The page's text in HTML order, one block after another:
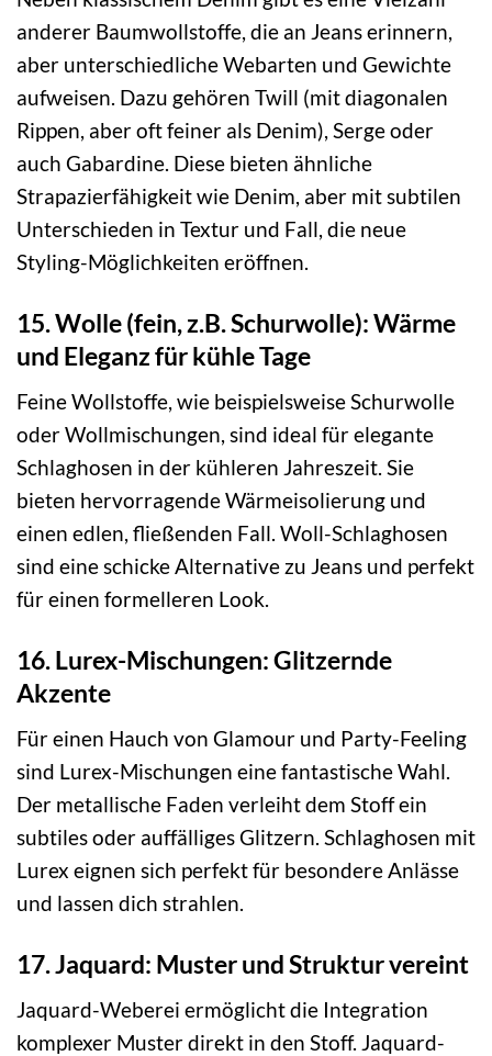
anderer Baumwollstoffe, die an Jeans erinnern,
aber unterschiedliche Webarten und Gewichte
aufweisen. Dazu gehören Twill (mit diagonalen
Rippen, aber oft feiner als Denim), Serge oder
auch Gabardine. Diese bieten ähnliche
Strapazierfähigkeit wie Denim, aber mit subtilen
Unterschieden in Textur und Fall, die neue
Styling-Möglichkeiten eröffnen.
15. Wolle (fein, z.B. Schurwolle): Wärme
und Eleganz für kühle Tage
Feine Wollstoffe, wie beispielsweise Schurwolle
oder Wollmischungen, sind ideal für elegante
Schlaghosen in der kühleren Jahreszeit. Sie
bieten hervorragende Wärmeisolierung und
einen edlen, fließenden Fall. Woll-Schlaghosen
sind eine schicke Alternative zu Jeans und perfekt
für einen formelleren Look.
16. Lurex-Mischungen: Glitzernde
Akzente
Für einen Hauch von Glamour und Party-Feeling
sind Lurex-Mischungen eine fantastische Wahl.
Der metallische Faden verleiht dem Stoff ein
subtiles oder auffälliges Glitzern. Schlaghosen mit
Lurex eignen sich perfekt für besondere Anlässe
und lassen dich strahlen.
17. Jaquard: Muster und Struktur vereint
Jaquard-Weberei ermöglicht die Integration
komplexer Muster direkt in den Stoff. Jaquard-